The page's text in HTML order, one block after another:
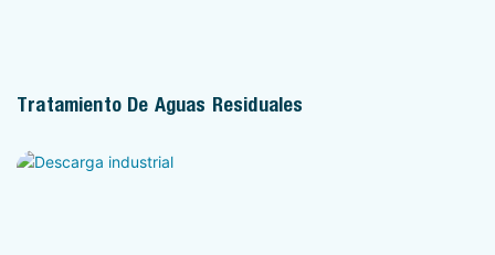
Tratamiento De Aguas Residuales